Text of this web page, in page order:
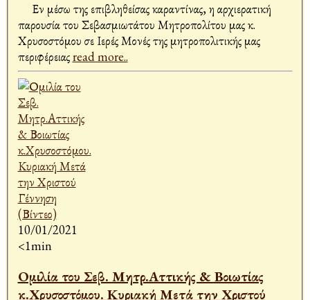
Εν μέσω της επιβληθείσας καραντίνας, η αρχιερατική
παρουσία του Σεβασμιωτάτου Μητροπολίτου μας κ.
Χρυσοστόμου σε Ιερές Μονές της μητροπολιτικής μας
περιφέρειαςread more..
10/01/2021
<1min
Ομιλία του Σεβ. Μητρ.Αττικής & Βοιωτίας
κ.Χρυσοστόμου. Κυριακή Μετά την Χριστού